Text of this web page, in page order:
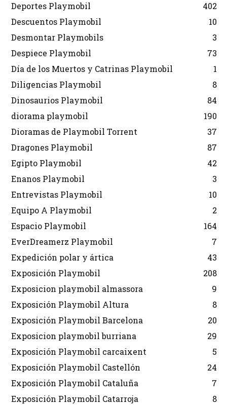
Deportes Playmobil
402
Descuentos Playmobil
10
Desmontar Playmobils
3
Despiece Playmobil
73
Día de los Muertos y Catrinas Playmobil
1
Diligencias Playmobil
8
Dinosaurios Playmobil
84
diorama playmobil
190
Dioramas de Playmobil Torrent
37
Dragones Playmobil
87
Egipto Playmobil
42
Enanos Playmobil
3
Entrevistas Playmobil
10
Equipo A Playmobil
2
Espacio Playmobil
164
EverDreamerz Playmobil
7
Expedición polar y ártica
43
Exposición Playmobil
208
Exposicion playmobil almassora
9
Exposición Playmobil Altura
8
Exposición Playmobil Barcelona
20
Exposicion playmobil burriana
29
Exposición Playmobil carcaixent
5
Exposición Playmobil Castellón
24
Exposición Playmobil Cataluña
7
Exposición Playmobil Catarroja
8